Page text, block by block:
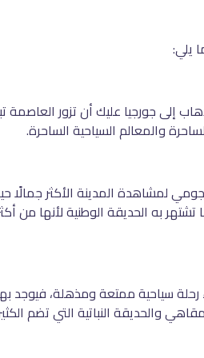
يلي:
إلى جورجيا عليك أن تزور العاصمة
والمعالم السياحية الساحرة.
لمشاهدة المدينة الأكثر جمالًا
به الحديقة الوطنية لأنها من
سياحية ممتعة ومذهلة، فيوجد
والحديقة النباتية التي تضم